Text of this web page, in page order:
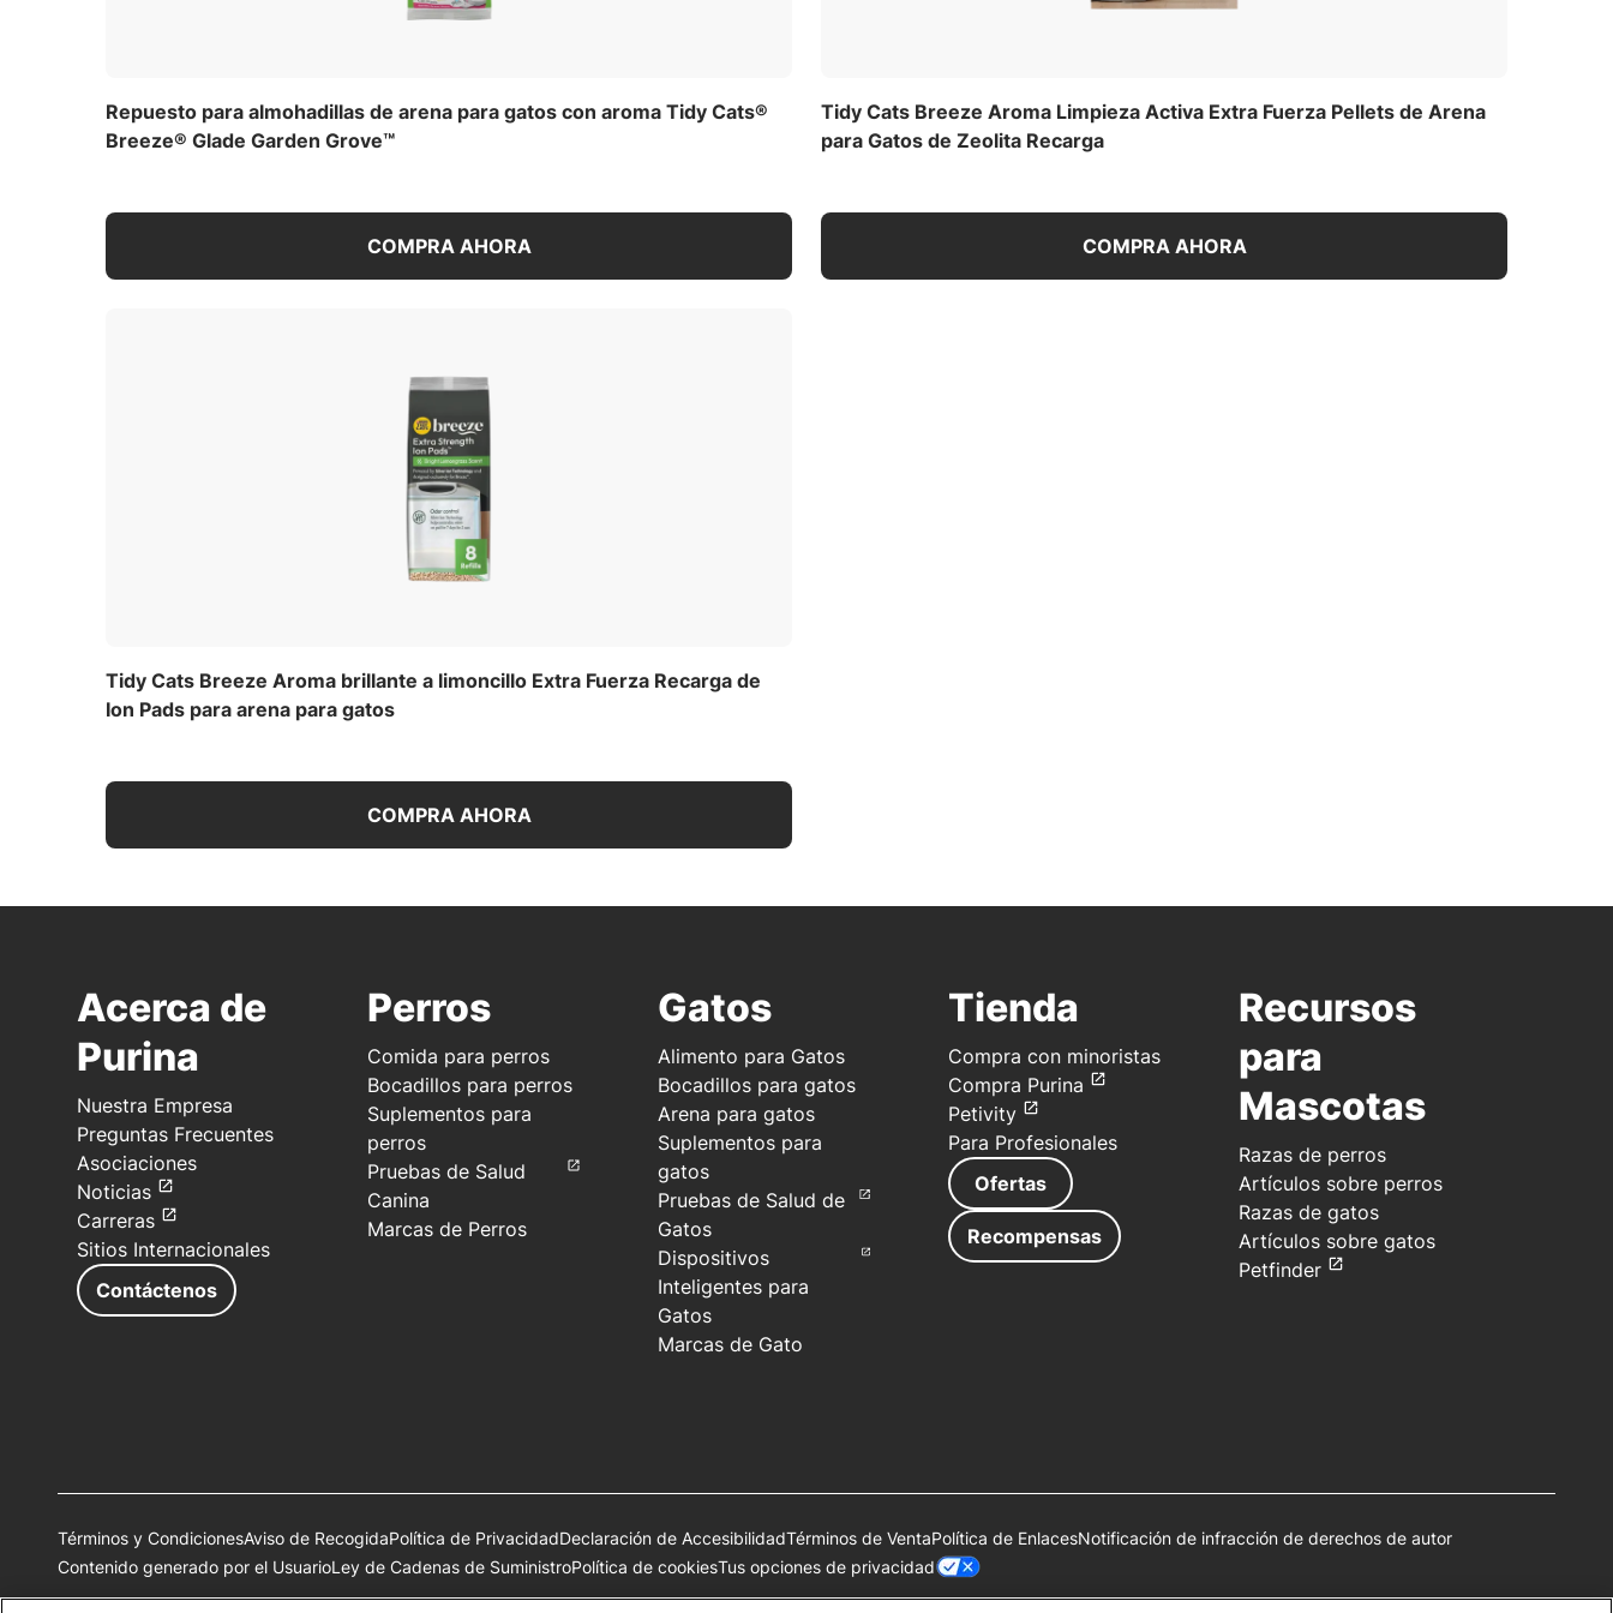
Repuesto para almohadillas de arena para gatos con aroma Tidy Cats®
Breeze® Glade Garden Grove™
COMPRA AHORA
Tidy Cats Breeze Aroma Limpieza Activa Extra Fuerza Pellets de Arena
para Gatos de Zeolita Recarga
COMPRA AHORA
Tidy Cats Breeze Aroma brillante a limoncillo Extra Fuerza Recarga de
Ion Pads para arena para gatos
COMPRA AHORA
Acerca de
Purina
Nuestra Empresa
Preguntas Frecuentes
Asociaciones
Noticias
Carreras
Sitios Internacionales
Contáctenos
Perros
Comida para perros
Bocadillos para perros
Suplementos para
perros
Pruebas de Salud
Canina
Marcas de Perros
Gatos
Alimento para Gatos
Bocadillos para gatos
Arena para gatos
Suplementos para
gatos
Pruebas de Salud de
Gatos
Dispositivos
Inteligentes para
Gatos
Marcas de Gato
Tienda
Compra con minoristas
Compra Purina
Petivity
Para Profesionales
Ofertas
Recompensas
Recursos
para
Mascotas
Razas de perros
Artículos sobre perros
Razas de gatos
Artículos sobre gatos
Petfinder
Términos y CondicionesAviso de RecogidaPolítica de PrivacidadDeclaración de AccesibilidadTérminos de VentaPolítica de EnlacesNotificación de infracción de derechos de autor
Contenido generado por el UsuarioLey de Cadenas de SuministroPolítica de cookiesTus opciones de privacidad